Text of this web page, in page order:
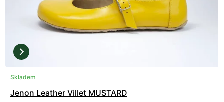
Skladem
Jenon Leather Villet MUSTARD